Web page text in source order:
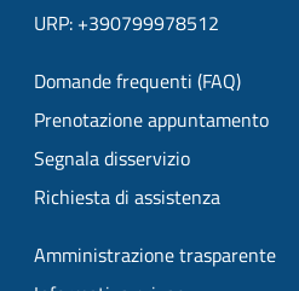
URP: +390799978512
Domande frequenti (FAQ)
Prenotazione appuntamento
Segnala disservizio
Richiesta di assistenza
Amministrazione trasparente